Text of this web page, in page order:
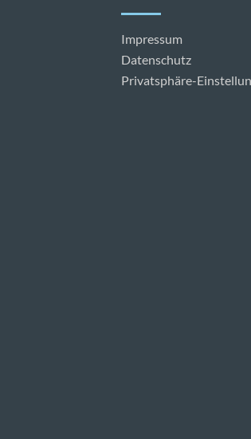
Impressum
Datenschutz
Privatsphäre-